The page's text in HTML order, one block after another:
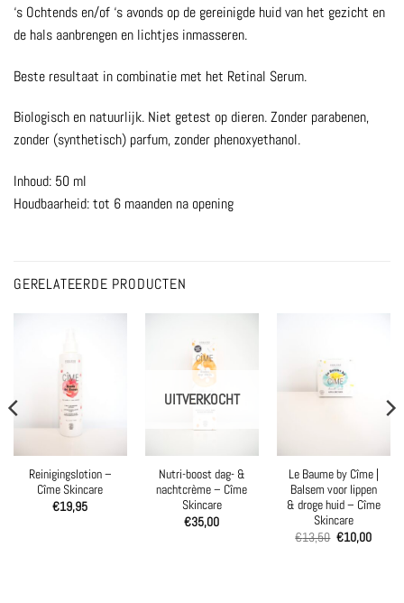
‘s Ochtends en/of ‘s avonds op de gereinigde huid van het gezicht en
de hals aanbrengen en lichtjes inmasseren.
Beste resultaat in combinatie met het Retinal Serum.
Biologisch en natuurlijk. Niet getest op dieren. Zonder parabenen,
zonder (synthetisch) parfum, zonder phenoxyethanol.
Inhoud: 50 ml
Houdbaarheid: tot 6 maanden na opening
GERELATEERDE PRODUCTEN
Reinigingslotion –
Cîme Skincare
€19,95
UITVERKOCHT
Nutri-boost dag- &
nachtcrème – Cîme
Skincare
€35,00
Le Baume by Cîme |
Balsem voor lippen
& droge huid – Cîme
Skincare
€13,50 €10,00